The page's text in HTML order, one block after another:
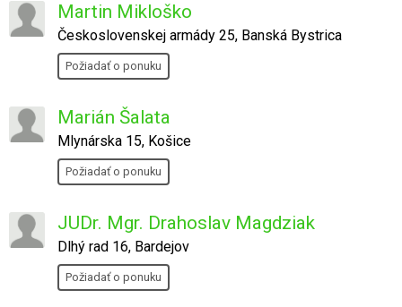
Martin Mikloško
Československej armády 25, Banská Bystrica
Požiadať o ponuku
Marián Šalata
Mlynárska 15, Košice
Požiadať o ponuku
JUDr. Mgr. Drahoslav Magdziak
Dlhý rad 16, Bardejov
Požiadať o ponuku